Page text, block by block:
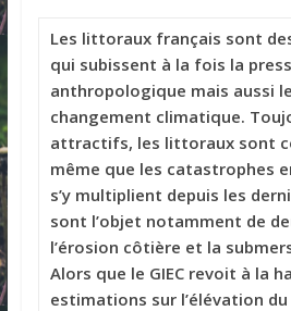
Les littoraux français sont
qui subissent à la fois la
anthropologique mais aussi
changement climatique.
attractifs, les littoraux sont
même que les catastrophes
s’y multiplient depuis les
sont l’objet notamment de
l’érosion côtière et la
Alors que le GIEC revoit à la
estimations sur l’élévation